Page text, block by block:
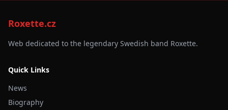
Roxette.cz
Web dedicated to the legendary Swedish band Roxette.
Quick Links
News
Biography